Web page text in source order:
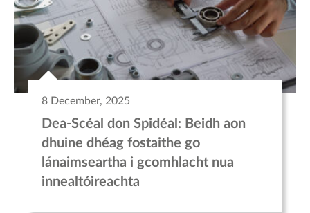
8 December, 2025
Dea-Scéal don Spidéal: Beidh aon
dhuine dhéag fostaithe go
lánaimseartha i gcomhlacht nua
innealtóireachta